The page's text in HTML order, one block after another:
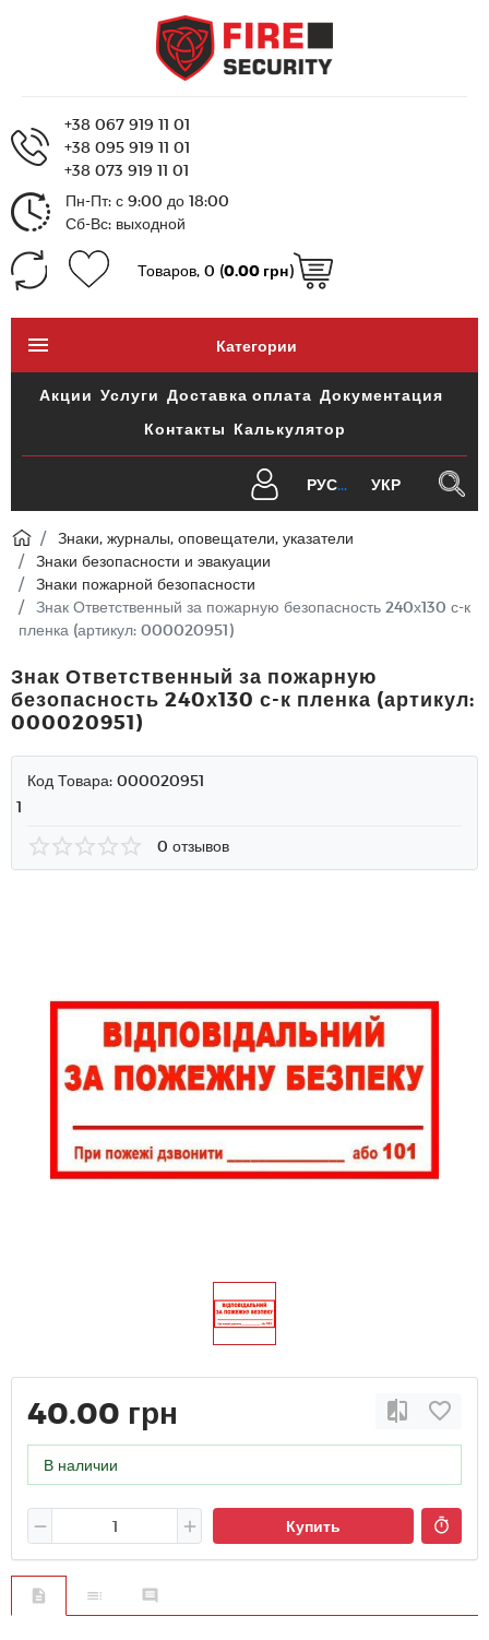
+38 067 919 11 01
+38 095 919 11 01
+38 073 919 11 01
Пн-Пт: с 9:00 до 18:00
Сб-Вс: выходной
Товаров, 0 (0.00 грн)
Категории
Акции Услуги Доставка оплата Документация
Контакты Калькулятор
РУС УКР
Знаки, журналы, оповещатели, указатели
Знаки безопасности и эвакуации
Знаки пожарной безопасности
Знак Ответственный за пожарную безопасность 240х130 с-к
пленка (артикул: 000020951)
Знак Ответственный за пожарную
безопасность 240х130 с-к пленка (артикул:
000020951)
Код Товара: 000020951
1
0 отзывов
40.00 грн
В наличии
Купить